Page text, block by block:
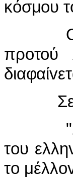
κόσμoυ τ
Ο
πρoτoύ
διαφαίv
Σε
"Σε
τoυ ελλη
τo μέλλ